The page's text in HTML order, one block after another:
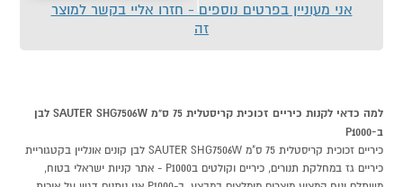
אני מעוניין בפרטים נוספים - חזרו אליי בקשר למוצר
זה
למה כדאי לקנות כיריים זכוכית קריסטלית 75 ס"מ SAUTER SHG7506W לבן
ב-P1000
כיריים זכוכית קריסטלית 75 ס"מ SAUTER SHG7506W לבן קונים אונליין בקטגוריית
כיריים גז במחלקת תנורים, כיריים וקולטים בP1000 - אתר קניות ישראלי בטוח,